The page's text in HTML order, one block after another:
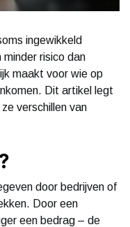
ingewikkeld
risico dan
maakt voor wie op
Dit artikel legt
verschillen van
door bedrijven of
Door een
een bedrag – de